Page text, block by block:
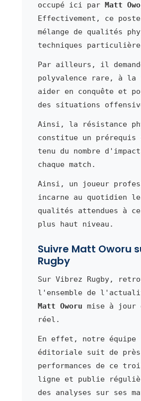
occupé ici par
Matt
Effectivement, ce
mélange de qualités
techniques
Par ailleurs, il
polyvalence rare, à la
aider en conquête et
des situations
Ainsi, la résistance
constitue un prérequis
tenu du nombre
chaque match.
Ainsi, un joueur
incarne au quotidien
qualités attendues à
plus haut niveau.
Suivre Matt Oworu
Rugby
Sur Vibrez Rugby,
l'ensemble de
Matt Oworu mise à jour
réel.
En effet, notre équipe
éditoriale suit de
performances de ce
ligne et publie
des analyses sur ses